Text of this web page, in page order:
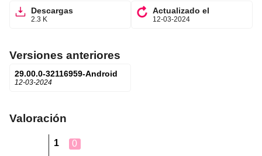
Descargas
2.3 K
Actualizado el
12-03-2024
Versiones anteriores
29.00.0-32116959-Android
12-03-2024
Valoración
1
0